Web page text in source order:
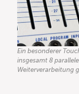
Ein besonderer
insgesamt 8
Weiterverarbeitung